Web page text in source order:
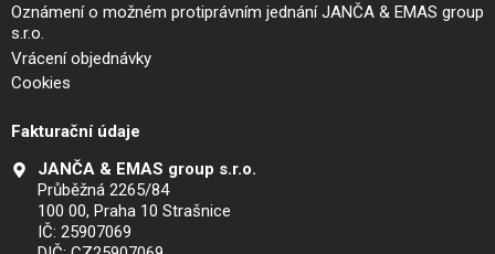
Oznámení o možném protiprávním jednání JANČA & EMAS group
s.r.o.
Vrácení objednávky
Cookies
Fakturační údaje
JANČA & EMAS group s.r.o.
Průběžná 2265/84
100 00, Praha 10 Strašnice
IČ: 25907069